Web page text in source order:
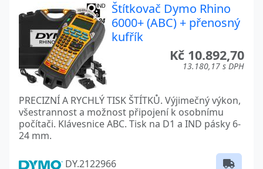
Štítkovač Dymo Rhino
6000+ (ABC) + přenosný
kufřík
Kč 10.892,70
13.180,17 s DPH
PRECIZNÍ A RYCHLÝ TISK ŠTÍTKŮ. Výjimečný výkon,
všestrannost a možnost připojení k osobnímu
počítači. Klávesnice ABC. Tisk na D1 a IND pásky 6-
24 mm.
DY.2122966